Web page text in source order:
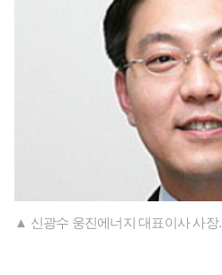
▲ 신광수 웅진에너지 대표이사 사장.